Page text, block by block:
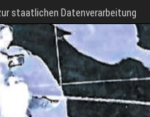
staatlichen Datenverarbeitung